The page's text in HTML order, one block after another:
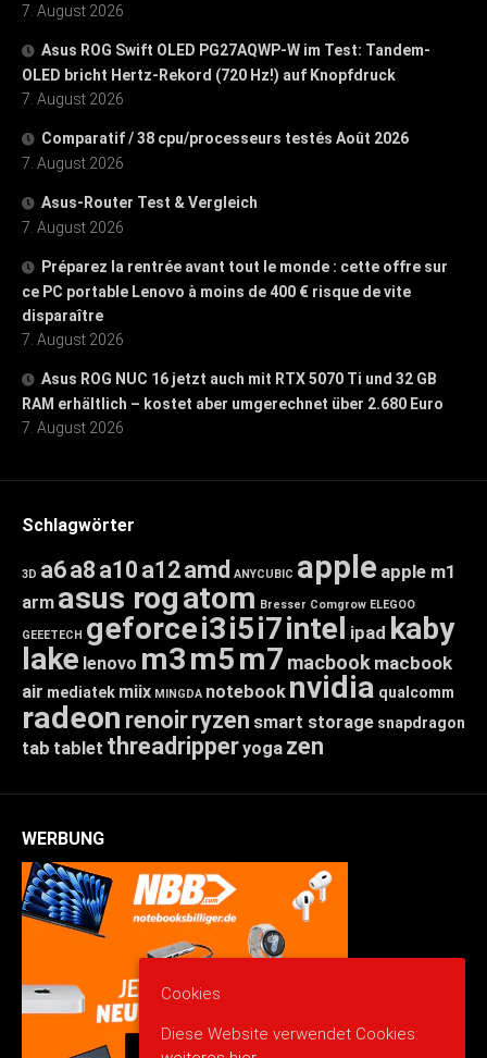
7. August 2026
Asus ROG Swift OLED PG27AQWP-W im Test: Tandem-
OLED bricht Hertz-Rekord (720 Hz!) auf Knopfdruck
7. August 2026
Comparatif / 38 cpu/processeurs testés Août 2026
7. August 2026
Asus-Router Test & Vergleich
7. August 2026
Préparez la rentrée avant tout le monde : cette offre sur
ce PC portable Lenovo à moins de 400 € risque de vite
disparaître
7. August 2026
Asus ROG NUC 16 jetzt auch mit RTX 5070 Ti und 32 GB
RAM erhältlich – kostet aber umgerechnet über 2.680 Euro
7. August 2026
Schlagwörter
3D a6a8 a10 a12amd ANYCUBIC apple apple m1
arm asus rogatom Bresser Comgrow ELEGOO
GEEETECH geforcei3i5i7intel ipad kaby
lake lenovo m3m5m7 macbook macbook
air mediatek miix MINGDA notebook nvidia qualcomm
radeon renoirryzen smart storage snapdragon
tab tablet threadripperyoga zen
WERBUNG
Cookies
Diese Website verwendet Cookies: